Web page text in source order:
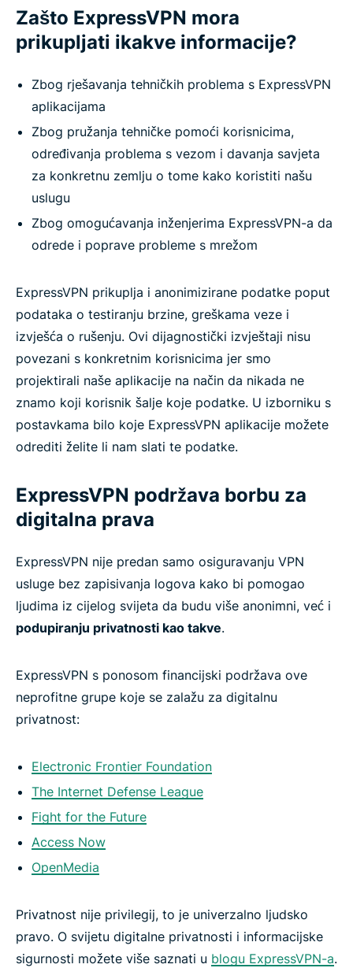
Zašto ExpressVPN mora
prikupljati ikakve informacije?
Zbog rješavanja tehničkih problema s ExpressVPN
aplikacijama
Zbog pružanja tehničke pomoći korisnicima,
određivanja problema s vezom i davanja savjeta
za konkretnu zemlju o tome kako koristiti našu
uslugu
Zbog omogućavanja inženjerima ExpressVPN-a da
odrede i poprave probleme s mrežom
ExpressVPN prikuplja i anonimizirane podatke poput
podataka o testiranju brzine, greškama veze i
izvješća o rušenju. Ovi dijagnostički izvještaji nisu
povezani s konkretnim korisnicima jer smo
projektirali naše aplikacije na način da nikada ne
znamo koji korisnik šalje koje podatke. U izborniku s
postavkama bilo koje ExpressVPN aplikacije možete
odrediti želite li nam slati te podatke.
ExpressVPN podržava borbu za
digitalna prava
ExpressVPN nije predan samo osiguravanju VPN
usluge bez zapisivanja logova kako bi pomogao
ljudima iz cijelog svijeta da budu više anonimni, već i
podupiranju privatnosti kao takve.
ExpressVPN s ponosom financijski podržava ove
neprofitne grupe koje se zalažu za digitalnu
privatnost:
Electronic Frontier Foundation
The Internet Defense League
Fight for the Future
Access Now
OpenMedia
Privatnost nije privilegij, to je univerzalno ljudsko
pravo. O svijetu digitalne privatnosti i informacijske
sigurnosti možete više saznati u blogu ExpressVPN-a.